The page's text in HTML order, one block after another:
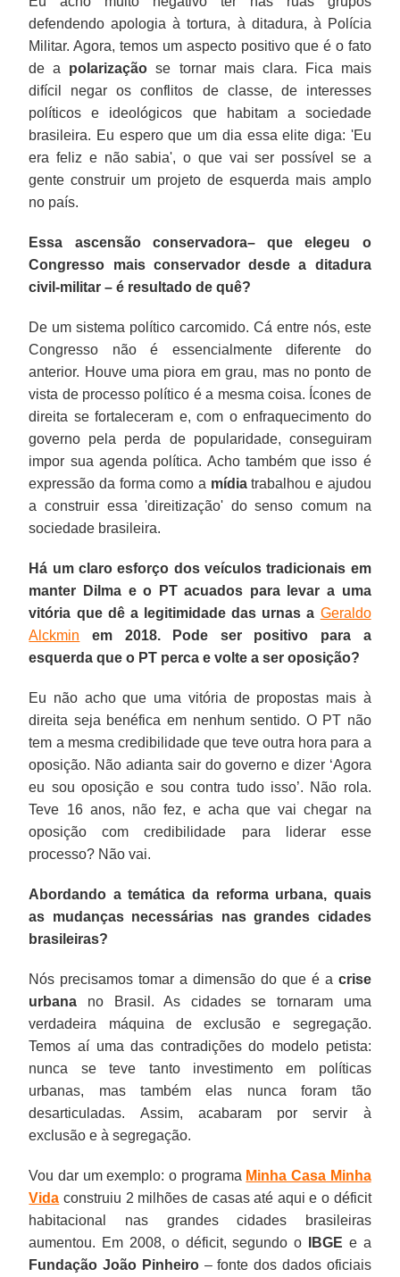
defendendo apologia à tortura, à ditadura, à Polícia
Militar. Agora, temos um aspecto positivo que é o fato
de a polarização se tornar mais clara. Fica mais
difícil negar os conflitos de classe, de interesses
políticos e ideológicos que habitam a sociedade
brasileira. Eu espero que um dia essa elite diga: 'Eu
era feliz e não sabia', o que vai ser possível se a
gente construir um projeto de esquerda mais amplo
no país.
Essa ascensão conservadora– que elegeu o
Congresso mais conservador desde a ditadura
civil-militar – é resultado de quê?
De um sistema político carcomido. Cá entre nós, este
Congresso não é essencialmente diferente do
anterior. Houve uma piora em grau, mas no ponto de
vista de processo político é a mesma coisa. Ícones de
direita se fortaleceram e, com o enfraquecimento do
governo pela perda de popularidade, conseguiram
impor sua agenda política. Acho também que isso é
expressão da forma como a mídiatrabalhou e ajudou
a construir essa 'direitização' do senso comum na
sociedade brasileira.
Há um claro esforço dos veículos tradicionais em
manter Dilma e o PT acuados para levar a uma
vitória que dê a legitimidade das urnas a Geraldo
Alckmin em 2018. Pode ser positivo para a
esquerda que o PT perca e volte a ser oposição?
Eu não acho que uma vitória de propostas mais à
direita seja benéfica em nenhum sentido. O PT não
tem a mesma credibilidade que teve outra hora para a
oposição. Não adianta sair do governo e dizer ‘Agora
eu sou oposição e sou contra tudo isso’. Não rola.
Teve 16 anos, não fez, e acha que vai chegar na
oposição com credibilidade para liderar esse
processo? Não vai.
Abordando a temática da reforma urbana, quais
as mudanças necessárias nas grandes cidades
brasileiras?
Nós precisamos tomar a dimensão do que é a crise
urbana no Brasil. As cidades se tornaram uma
verdadeira máquina de exclusão e segregação.
Temos aí uma das contradições do modelo petista:
nunca se teve tanto investimento em políticas
urbanas, mas também elas nunca foram tão
desarticuladas. Assim, acabaram por servir à
exclusão e à segregação.
Vou dar um exemplo: o programa Minha Casa Minha
Vida construiu 2 milhões de casas até aqui e o déficit
habitacional nas grandes cidades brasileiras
aumentou. Em 2008, o déficit, segundo o
IBGE e a
Fundação João Pinheiro– fonte dos dados oficiais